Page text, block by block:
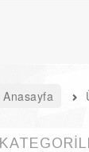
Anasayfa